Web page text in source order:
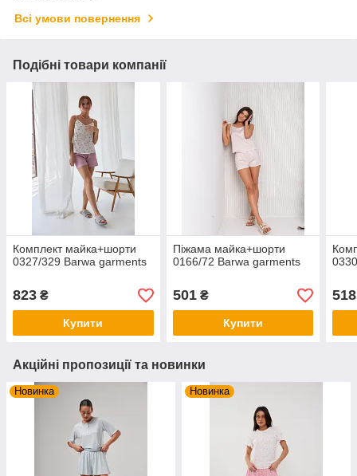
Всі умови повернення
Подібні товари компанії
Комплект майка+шорти
0327/329 Barwa garments
823 ₴
Купити
Піжама майка+шорти
0166/72 Barwa garments
501₴
Купити
518
Акційні пропозиції та новинки
Новинка Новинка